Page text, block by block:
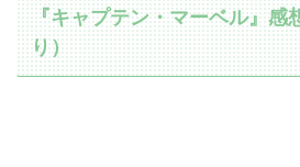
『キャプテン・マーベル』感
り）